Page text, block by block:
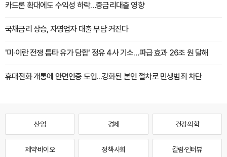
카드론 확대에도 수익성 하락…중금리대출 영향
국채금리 상승, 자영업자 대출 부담 커진다
'미·이란 전쟁 틈타 유가 담합' 정유 4사 기소…파급 효과 26조 원 달해
휴대전화 개통에 안면인증 도입...강화된 본인 절차로 민생범죄 차단
산업 경제 건강·의학
제약·바이오 정책·사회 칼럼·인터뷰